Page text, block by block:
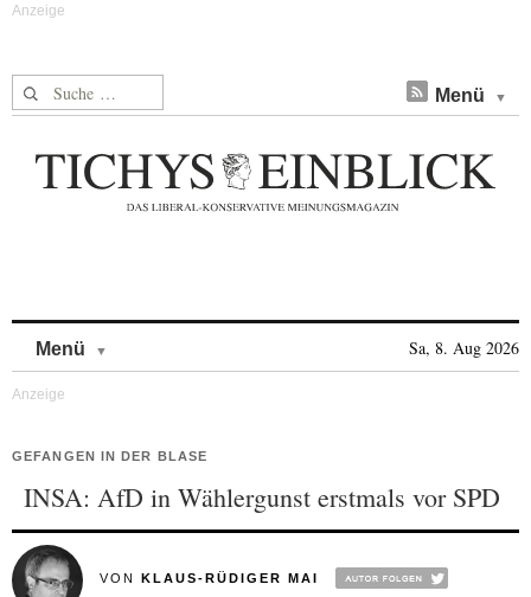
Suche nach: Menü
Menü Sa, 8. Aug 2026
GEFANGEN IN DER BLASE
INSA: AfD in Wählergunst erstmals vor SPD
VON KLAUS-RÜDIGER MAI